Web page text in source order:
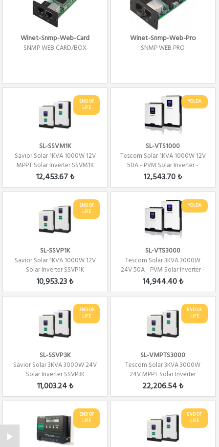
Winet-Snmp-Web-Card
SNMP WEB CARD/BOX
Winet-Snmp-Web-Pro
SNMP WEB PRO
END OF
LIFE
SL-SSVM1K
Savior Solar 1KVA 1000W 12V
MPPT Solar Inverter SSVM1K
12,453.67 ₺
YOLDA
SL-VTS1000
Tescom Solar 1KVA 1000W 12V
50A - PVM Solar Inverter -
12,543.70 ₺
END OF
LIFE
SL-SSVP1K
Savior Solar 1KVA 1000W 12V
Solar Inverter SSVP1K
10,953.23 ₺
YOLDA
SL-VTS3000
Tescom Solar 3KVA 3000W
24V 50A - PVM Solar Inverter -
14,944.40 ₺
END OF
LIFE
SL-SSVP3K
Savior Solar 3KVA 3000W 24V
Solar Inverter SSVP3K
11,003.24 ₺
END OF
LIFE
SL-VMPTS3000
Tescom Solar 3KVA 3000W
24V MPPT Solar Inverter
VMPTS3000
22,206.54 ₺
END OF
LIFE
END OF
LIFE